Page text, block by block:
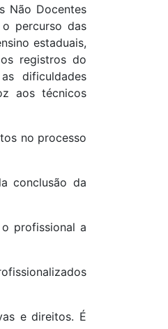
Não Docentes
o percurso das
estaduais,
registros do
dificuldades
aos técnicos
no processo
conclusão da
profissional a
e direitos. É